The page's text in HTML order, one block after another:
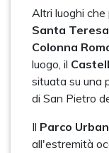
Altri luoghi che
Santa Teresa
Colonna
luogo, il
situata su una
di San Pietro
Il Parco
all'estremità